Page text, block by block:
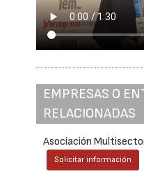
EMPRESAS O
RELACIONADAS
Asociación
Solicitar información